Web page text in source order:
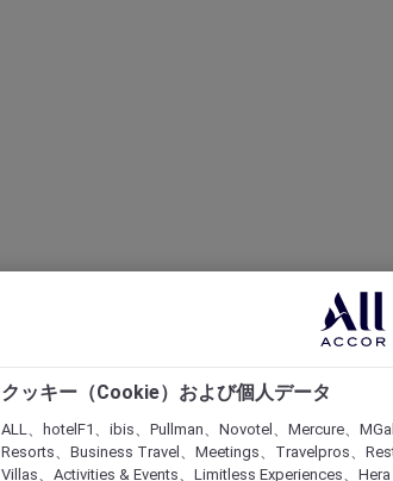
クッキー（Cookie）および個人データ
ALL、hotelF1、ibis、Pullman、Novotel、Mercure、
Resorts、Business Travel、Meetings、Travelpros、
Villas、Activities & Events、Limitless Experiences、